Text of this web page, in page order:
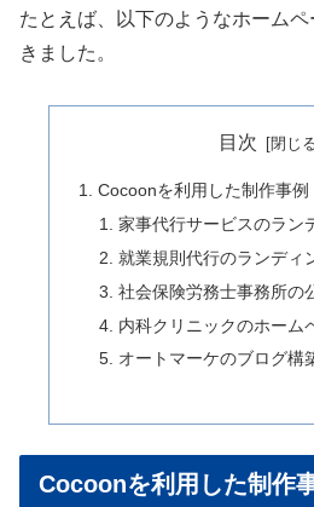
たとえば、以下のようなホーム
きました。
目次
Cocoonを利用した制作事例
家事代行サービスのラン
就業規則代行のランディ
社会保険労務士事務所の
内科クリニックのホーム
オートマーケのブログ構
Cocoonを利用した制作